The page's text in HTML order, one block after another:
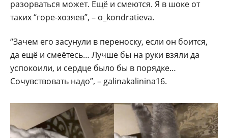
разорваться может. Ещё и смеются. Я в шоке от
таких “горе-хозяев”, – o_kondratieva.
“Зачем его засунули в переноску, если он боится,
да ещё и смеётесь… Лучше бы на руки взяли да
успокоили, и сердце было бы в порядке…
Сочувствовать надо”, – galinakalinina16.